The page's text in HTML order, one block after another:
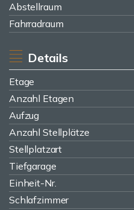
Abstellraum
Fahrradraum
Details
Etage
Anzahl Etagen
Aufzug
Anzahl Stellplätze
Stellplatzart
Tiefgarage
Einheit-Nr.
Schlafzimmer